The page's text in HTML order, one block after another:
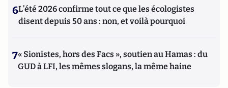
6L’été 2026 confirme tout ce que les écologistes
disent depuis 50 ans : non, et voilà pourquoi
7« Sionistes, hors des Facs », soutien au Hamas : du
GUD à LFI, les mêmes slogans, la même haine